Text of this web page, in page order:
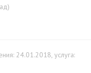
24.01.2018, услуга: